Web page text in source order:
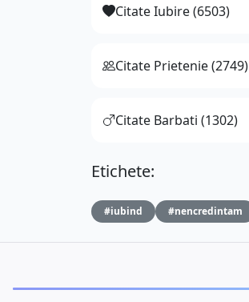
Citate Iubire (6503)
Citate Prietenie (2749)
Citate Barbati (1302)
Etichete:
#iubind #nencredintam